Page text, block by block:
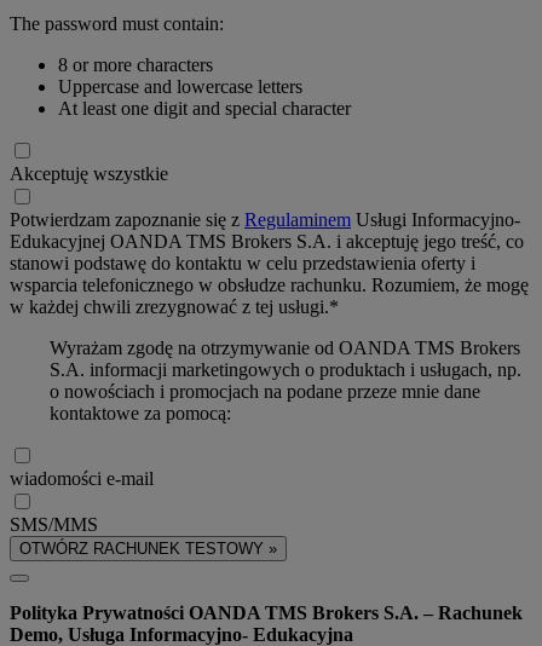
The password must contain:
8 or more characters
Uppercase and lowercase letters
At least one digit and special character
Akceptuję wszystkie
Potwierdzam zapoznanie się z Regulaminem Usługi Informacyjno-
Edukacyjnej OANDA TMS Brokers S.A. i akceptuję jego treść, co
stanowi podstawę do kontaktu w celu przedstawienia oferty i
wsparcia telefonicznego w obsłudze rachunku. Rozumiem, że mogę
w każdej chwili zrezygnować z tej usługi.*
Wyrażam zgodę na otrzymywanie od OANDA TMS Brokers
S.A. informacji marketingowych o produktach i usługach, np.
o nowościach i promocjach na podane przeze mnie dane
kontaktowe za pomocą:
wiadomości e-mail
SMS/MMS
OTWÓRZ RACHUNEK TESTOWY »
Polityka Prywatności OANDA TMS Brokers S.A. – Rachunek
Demo, Usługa Informacyjno- Edukacyjna